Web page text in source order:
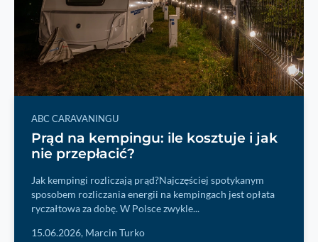
ABC CARAVANINGU
Prąd na kempingu: ile kosztuje i jak
nie przepłacić?
Jak kempingi rozliczają prąd?Najczęściej spotykanym
sposobem rozliczania energii na kempingach jest opłata
ryczałtowa za dobę. W Polsce zwykle...
15.06.2026, Marcin Turko